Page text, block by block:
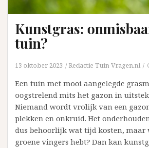
Kunstgras:
tuin?
13 oktober 2023 Redactie Tuin-Vragen.nl
Een tuin met mooi aangelegde
oogstrelend mits het gazon in
Niemand wordt vrolijk van een
plekken en onkruid. Het
dus behoorlijk wat tijd kosten, maar
groene vingers hebt? Dan kan